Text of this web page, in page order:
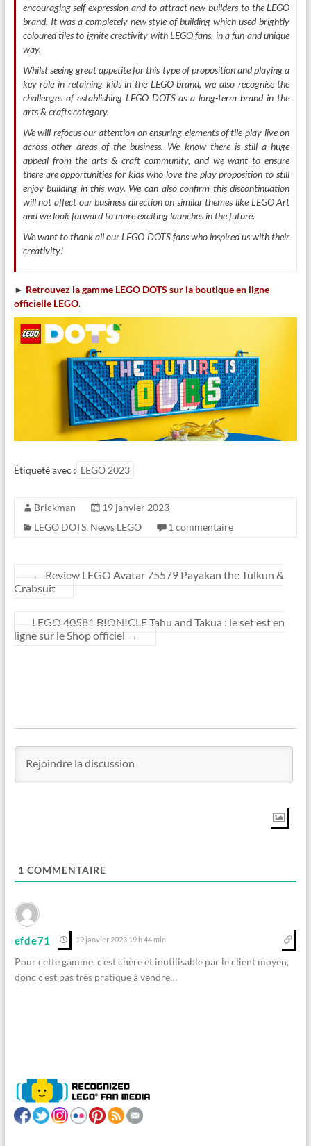
encouraging self-expression and to attract new builders to the LEGO
brand. It was a completely new style of building which used brightly
coloured tiles to ignite creativity with LEGO fans, in a fun and unique
way.
Whilst seeing great appetite for this type of proposition and playing a
key role in retaining kids in the LEGO brand, we also recognise the
challenges of establishing LEGO DOTS as a long-term brand in the
arts & crafts category.
We will refocus our attention on ensuring elements of tile-play live on
across other areas of the business. We know there is still a huge
appeal from the arts & craft community, and we want to ensure
there are opportunities for kids who love the play proposition to still
enjoy building in this way. We can also confirm this discontinuation
will not affect our business direction on similar themes like LEGO Art
and we look forward to more exciting launches in the future.
We want to thank all our LEGO DOTS fans who inspired us with their
creativity!
► Retrouvez la gamme LEGO DOTS sur la boutique en ligne
officielle LEGO.
Étiqueté avec : LEGO 2023
Brickman
19 janvier 2023
LEGO DOTS, News LEGO 1 commentaire
←
Review LEGO Avatar 75579 Payakan the Tulkun &
Crabsuit
LEGO 40581 BIONICLE Tahu and Takua : le set est en
ligne sur le Shop officiel →
1 COMMENTAIRE
efde71 19 janvier 2023 19 h 44 min
Pour cette gamme, c’est chère et inutilisable par le client moyen,
donc c’est pas très pratique à vendre…